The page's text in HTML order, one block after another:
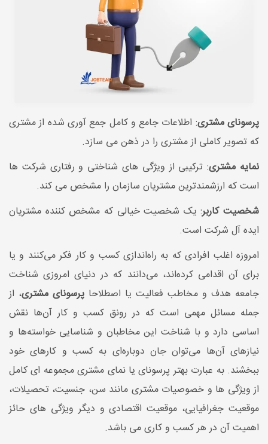
پرسونای مشتری: اطلاعات جامع و کامل جمع آوری شده از مشتری
که تصویر کاملی از مشتری را در ذهن می سازد.
نمایه مشتری: ترکیبی از ویژگی های شناختی و رفتاری شرکت ها
است که ارزشمندترین مشتریان سازمان را مشخص می کند.
شخصیت کاربر: یک شخصیت خیالی که مشخص کننده مشتریان
ایده آل شرکت است.
امروزه اغلب افرادی که به راه‌اندازی کسب و کار فکر می‌کنند و یا
برای آن اقدامی کرده‌اند، می‌دانند که در دنیای امروزی شناخت
جامعه هدف و مخاطب فعالیت یا اصطلاحا پرسونای مشتری، از
جمله مسائل مهمی است که در رونق کسب‌ و کار آن‌ها نقش
اساسی دارد و با شناخت این مخاطبان و شناسایی خواسته‌ها و
نیا‌زهای آن‌ها می‌توان جان دوباره‌ای به کسب‌ و کارهای خود
ببخشند. به عبارت بهتر پرسونای یا نمای مشتری مجموعه ای کامل
از ویژگی ها و خصوصیات مشتری مانند سن، جنسیت، تحصیلات،
موقعیت جغرافیایی، موقعیت اقتصادی و دیگر ویژگی های حائز
اهمیت آن در هر کسب و کاری می باشد.